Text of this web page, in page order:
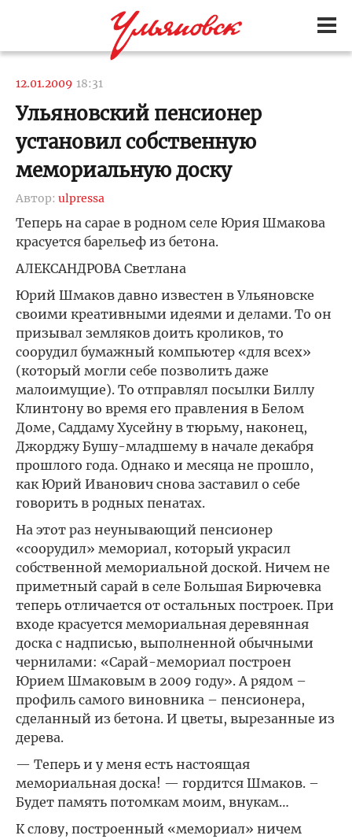
12.01.2009 18:31
Ульяновский пенсионер
установил собственную
мемориальную доску
Автор: ulpressa
Теперь на сарае в родном селе Юрия Шмакова
красуется барельеф из бетона.
АЛЕКСАНДРОВА Светлана
Юрий Шмаков давно известен в Ульяновске
своими креативными идеями и делами. То он
призывал земляков доить кроликов, то
соорудил бумажный компьютер «для всех»
(который могли себе позволить даже
малоимущие). То отправлял посылки Биллу
Клинтону во время его правления в Белом
Доме, Саддаму Хусейну в тюрьму, наконец,
Джорджу Бушу-младшему в начале декабря
прошлого года. Однако и месяца не прошло,
как Юрий Иванович снова заставил о себе
говорить в родных пенатах.
На этот раз неунывающий пенсионер
«соорудил» мемориал, который украсил
собственной мемориальной доской. Ничем не
приметный сарай в селе Большая Бирючевка
теперь отличается от остальных построек. При
входе красуется мемориальная деревянная
доска с надписью, выполненной обычными
чернилами: «Сарай-мемориал построен
Юрием Шмаковым в 2009 году». А рядом –
профиль самого виновника – пенсионера,
сделанный из бетона. И цветы, вырезанные из
дерева.
— Теперь и у меня есть настоящая
мемориальная доска! — гордится Шмаков. –
Будет память потомкам моим, внукам…
К слову, построенный «мемориал» ничем